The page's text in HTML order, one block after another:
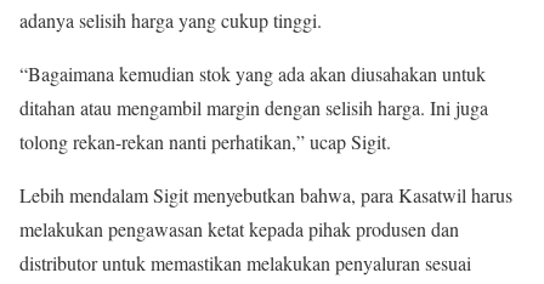
adanya selisih harga yang cukup tinggi.
“Bagaimana kemudian stok yang ada akan diusahakan untuk
ditahan atau mengambil margin dengan selisih harga. Ini juga
tolong rekan-rekan nanti perhatikan,” ucap Sigit.
Lebih mendalam Sigit menyebutkan bahwa, para Kasatwil harus
melakukan pengawasan ketat kepada pihak produsen dan
distributor untuk memastikan melakukan penyaluran sesuai